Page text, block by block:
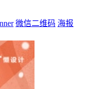
微信二维码 海报